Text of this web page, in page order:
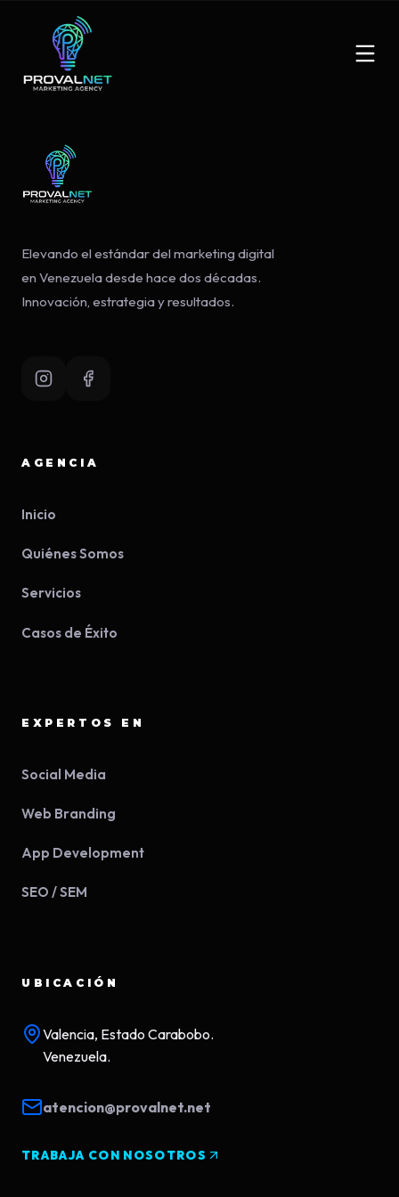
Elevando el estándar del marketing digital
en Venezuela desde hace dos décadas.
Innovación, estrategia y resultados.
AGENCIA
Inicio
Quiénes Somos
Servicios
Casos de Éxito
EXPERTOS EN
Social Media
Web Branding
App Development
SEO / SEM
UBICACIÓN
Valencia, Estado Carabobo.
Venezuela.
atencion@provalnet.net
TRABAJA CON NOSOTROS